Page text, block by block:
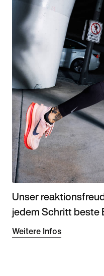
Unser
jedem Schritt beste
Weitere Infos